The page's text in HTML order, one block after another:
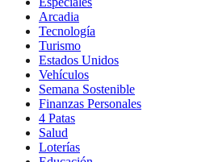
Arcadia
Tecnología
Turismo
Estados Unidos
Vehículos
Semana Sostenible
Finanzas Personales
4 Patas
Salud
Loterías